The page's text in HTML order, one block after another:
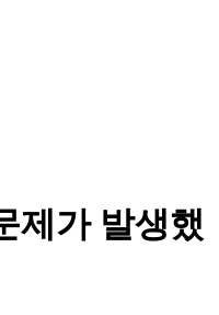
제가 발생했